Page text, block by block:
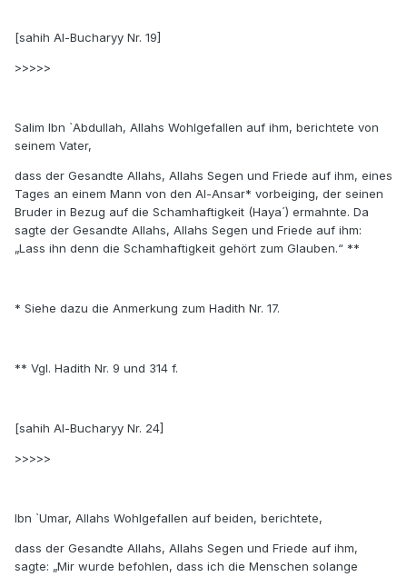
[sahih Al-Bucharyy Nr. 19]
>>>>>
Salim Ibn `Abdullah, Allahs Wohlgefallen auf ihm, berichtete von
seinem Vater,
dass der Gesandte Allahs, Allahs Segen und Friede auf ihm, eines
Tages an einem Mann von den Al-Ansar* vorbeiging, der seinen
Bruder in Bezug auf die Schamhaftigkeit (Haya´) ermahnte. Da
sagte der Gesandte Allahs, Allahs Segen und Friede auf ihm:
„Lass ihn denn die Schamhaftigkeit gehört zum Glauben.“ **
* Siehe dazu die Anmerkung zum Hadith Nr. 17.
** Vgl. Hadith Nr. 9 und 314 f.
[sahih Al-Bucharyy Nr. 24]
>>>>>
Ibn `Umar, Allahs Wohlgefallen auf beiden, berichtete,
dass der Gesandte Allahs, Allahs Segen und Friede auf ihm,
sagte: „Mir wurde befohlen, dass ich die Menschen solange